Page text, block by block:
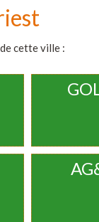
cette ville :